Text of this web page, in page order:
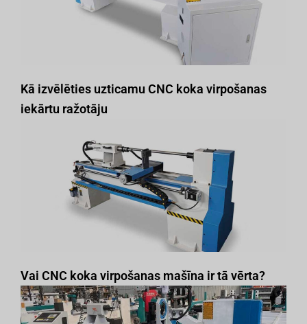
Kā izvēlēties uzticamu CNC koka virpošanas
iekārtu ražotāju
Vai CNC koka virpošanas mašīna ir tā vērta?